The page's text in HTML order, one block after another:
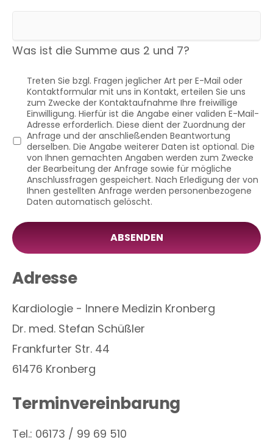
Was ist die Summe aus 2 und 7?
Treten Sie bzgl. Fragen jeglicher Art per E-Mail oder
Kontaktformular mit uns in Kontakt, erteilen Sie uns
zum Zwecke der Kontaktaufnahme Ihre freiwillige
Einwilligung. Hierfür ist die Angabe einer validen E-Mail-
Adresse erforderlich. Diese dient der Zuordnung der
Anfrage und der anschließenden Beantwortung
derselben. Die Angabe weiterer Daten ist optional. Die
von Ihnen gemachten Angaben werden zum Zwecke
der Bearbeitung der Anfrage sowie für mögliche
Anschlussfragen gespeichert. Nach Erledigung der von
Ihnen gestellten Anfrage werden personenbezogene
Daten automatisch gelöscht.
ABSENDEN
Adresse
Kardiologie - Innere Medizin Kronberg
Dr. med. Stefan Schüßler
Frankfurter Str. 44
61476 Kronberg
Terminvereinbarung
Tel.: 06173 / 99 69 510